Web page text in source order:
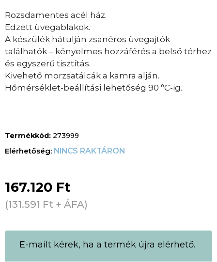
Rozsdamentes acél ház.
Edzett üvegablakok.
A készülék hátulján zsanéros üvegajtók
találhatók – kényelmes hozzáférés a belső térhez
és egyszerű tisztítás.
Kivehető morzsatálcák a kamra alján.
Hőmérséklet-beállítási lehetőség 90 °C-ig.
Termékkód: 273999
NINCS RAKTÁRON
167.120 Ft
(131.591 Ft + ÁFA)
E-mailt kérek, ha a termék újra elérhető.